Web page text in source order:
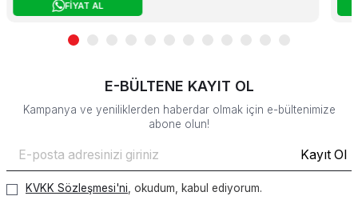
FİYAT AL
E-BÜLTENE KAYIT OL
Kampanya ve yeniliklerden haberdar olmak için e-bültenimize
abone olun!
Kayıt Ol
KVKK Sözleşmesi'ni, okudum, kabul ediyorum.